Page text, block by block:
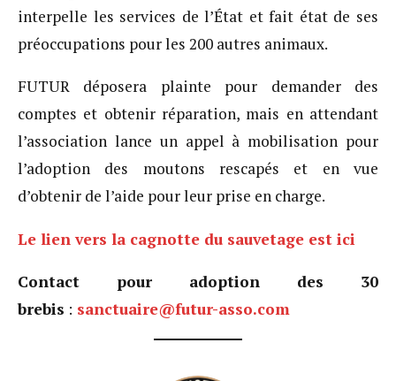
interpelle les services de l’État et fait état de ses
préoccupations pour les 200 autres animaux.
FUTUR déposera plainte pour demander des
comptes et obtenir réparation, mais en attendant
l’association lance un appel à mobilisation pour
l’adoption des moutons rescapés et en vue
d’obtenir de l’aide pour leur prise en charge.
Le lien vers la cagnotte du sauvetage est ici
Contact pour adoption des 30
brebis : sanctuaire@futur-asso.com